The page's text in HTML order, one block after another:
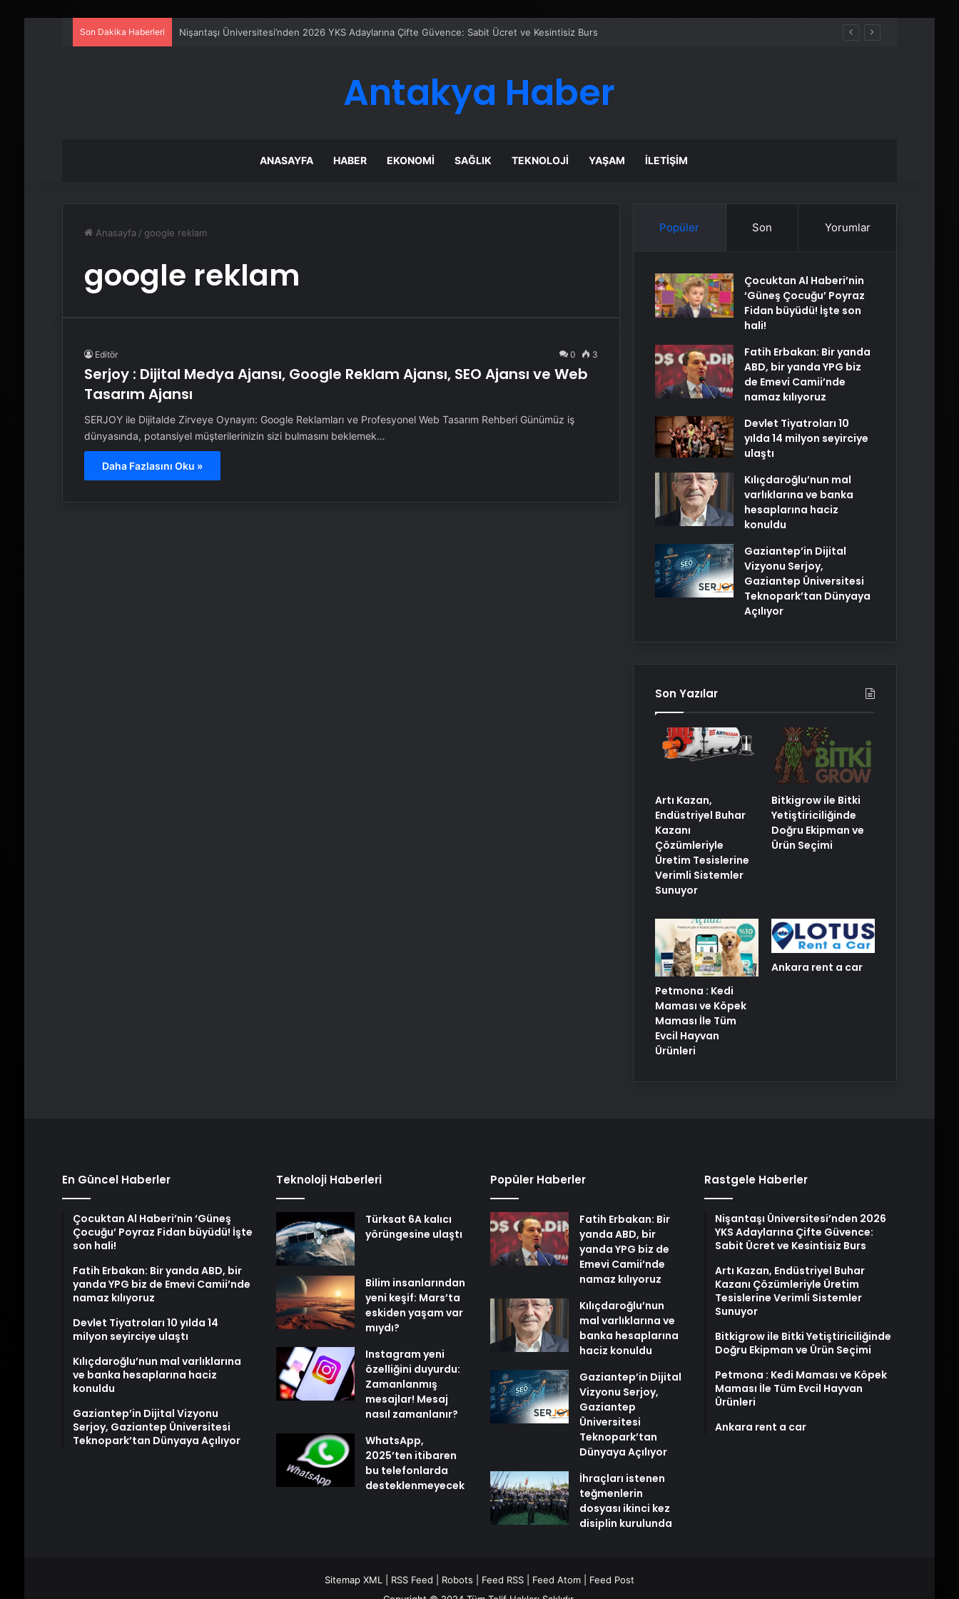
Son Dakika Haberleri Nişantaşı Üniversitesi’nden 2026 YKS Adaylarına Çifte Güvence: Sabit Ücret ve Kesintisiz Burs
Antakya Haber
ANASAYFA HABER EKONOMI SAĞLIK TEKNOLOJI YAŞAM İLETIŞIM
Anasayfa / google reklam
google reklam
Editör 0 3
Serjoy : Dijital Medya Ajansı, Google Reklam Ajansı, SEO Ajansı ve Web
Tasarım Ajansı
SERJOY ile Dijitalde Zirveye Oynayın: Google Reklamları ve Profesyonel Web Tasarım Rehberi Günümüz iş
dünyasında, potansiyel müşterilerinizin sizi bulmasını beklemek…
Daha Fazlasını Oku »
Popüler Son Yorumlar
Çocuktan Al Haberi’nin
‘Güneş Çocuğu’ Poyraz
Fidan büyüdü! İşte son
hali!
Fatih Erbakan: Bir yanda
ABD, bir yanda YPG biz
de Emevi Camii’nde
namaz kılıyoruz
Devlet Tiyatroları 10
yılda 14 milyon seyirciye
ulaştı
Kılıçdaroğlu’nun mal
varlıklarına ve banka
hesaplarına haciz
konuldu
Gaziantep’in Dijital
Vizyonu Serjoy,
Gaziantep Üniversitesi
Teknopark’tan Dünyaya
Açılıyor
Son Yazılar
Artı Kazan,
Endüstriyel Buhar
Kazanı
Çözümleriyle
Üretim Tesislerine
Verimli Sistemler
Sunuyor
Bitkigrow ile Bitki
Yetiştiriciliğinde
Doğru Ekipman ve
Ürün Seçimi
Petmona : Kedi
Maması ve Köpek
Maması İle Tüm
Evcil Hayvan
Ürünleri
Ankara rent a car
En Güncel Haberler
Çocuktan Al Haberi’nin ‘Güneş
Çocuğu’ Poyraz Fidan büyüdü! İşte
son hali!
Fatih Erbakan: Bir yanda ABD, bir
yanda YPG biz de Emevi Camii’nde
namaz kılıyoruz
Devlet Tiyatroları 10 yılda 14
milyon seyirciye ulaştı
Kılıçdaroğlu’nun mal varlıklarına
ve banka hesaplarına haciz
konuldu
Gaziantep’in Dijital Vizyonu
Serjoy, Gaziantep Üniversitesi
Teknopark’tan Dünyaya Açılıyor
Teknoloji Haberleri
Türksat 6A kalıcı
yörüngesine ulaştı
Bilim insanlarından
yeni keşif: Mars’ta
eskiden yaşam var
mıydı?
Instagram yeni
özelliğini duyurdu:
Zamanlanmış
mesajlar! Mesaj
nasıl zamanlanır?
WhatsApp,
2025’ten itibaren
bu telefonlarda
desteklenmeyecek
Popüler Haberler
Fatih Erbakan: Bir
yanda ABD, bir
yanda YPG biz de
Emevi Camii’nde
namaz kılıyoruz
Kılıçdaroğlu’nun
mal varlıklarına ve
banka hesaplarına
haciz konuldu
Gaziantep’in Dijital
Vizyonu Serjoy,
Gaziantep
Üniversitesi
Teknopark’tan
Dünyaya Açılıyor
İhraçları istenen
teğmenlerin
dosyası ikinci kez
disiplin kurulunda
Rastgele Haberler
Nişantaşı Üniversitesi’nden 2026
YKS Adaylarına Çifte Güvence:
Sabit Ücret ve Kesintisiz Burs
Artı Kazan, Endüstriyel Buhar
Kazanı Çözümleriyle Üretim
Tesislerine Verimli Sistemler
Sunuyor
Bitkigrow ile Bitki Yetiştiriciliğinde
Doğru Ekipman ve Ürün Seçimi
Petmona : Kedi Maması ve Köpek
Maması İle Tüm Evcil Hayvan
Ürünleri
Ankara rent a car
Sitemap XML| RSS Feed Robots Feed RSS| Feed Atom| Feed Post